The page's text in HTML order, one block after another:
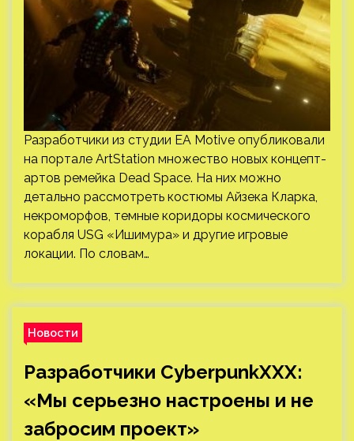
Разработчики из студии EA Motive опубликовали
на портале ArtStation множество новых концепт-
артов ремейка Dead Space. На них можно
детально рассмотреть костюмы Айзека Кларка,
некроморфов, темные коридоры космического
корабля USG «Ишимура» и другие игровые
локации. По словам…
Новости
Разработчики CyberpunkXXX:
«Мы серьезно настроены и не
забросим проект»